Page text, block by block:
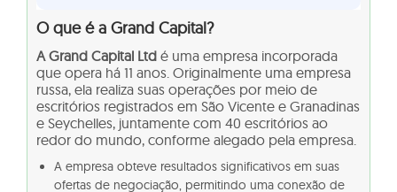
O que é a Grand Capital?
A Grand Capital Ltd é uma empresa incorporada
que opera há 11 anos. Originalmente uma empresa
russa, ela realiza suas operações por meio de
escritórios registrados em São Vicente e Granadinas
e Seychelles, juntamente com 40 escritórios ao
redor do mundo, conforme alegado pela empresa.
A empresa obteve resultados significativos em suas
ofertas de negociação, permitindo uma conexão de